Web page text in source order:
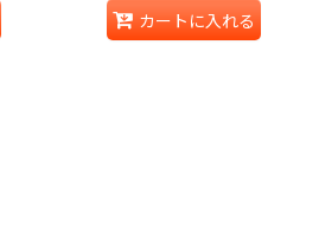
カートに入れる